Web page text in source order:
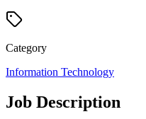
Category
Information Technology
Job Description